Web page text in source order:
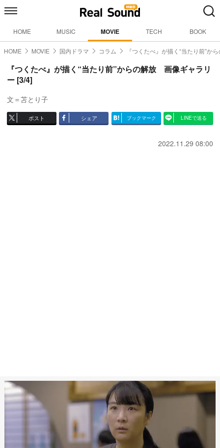
HOME MUSIC MOVIE TECH BOOK
HOME MOVIE 国内ドラマ コラム 『つくたべ』が描く“当たり前”か
『つくたべ』が描く“当たり前”からの解放 画像ギャラリ
ー [3/4]
文＝苫とり子
ポスト シェア ブックマーク LINEで送る
2022.11.29 08:00